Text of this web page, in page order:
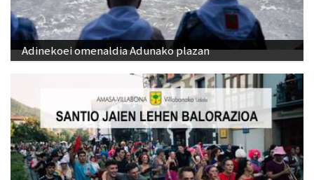
Adinekoei omenaldia Adunako plazan